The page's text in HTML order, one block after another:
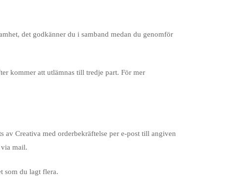
det godkänner du i samband medan du genomför
kommer att utlämnas till tredje part. För mer
Creativa med orderbekräftelse per e-post till angiven
mail.
som du lagt flera.